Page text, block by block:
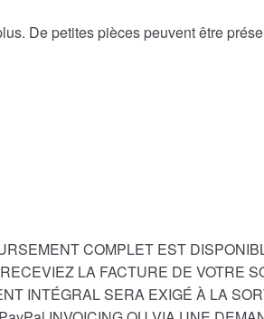
De petites pièces peuvent être
COMPLET EST
LA FACTURE DE VOTRE
INTÉGRAL SERA EXIGÉ À LA